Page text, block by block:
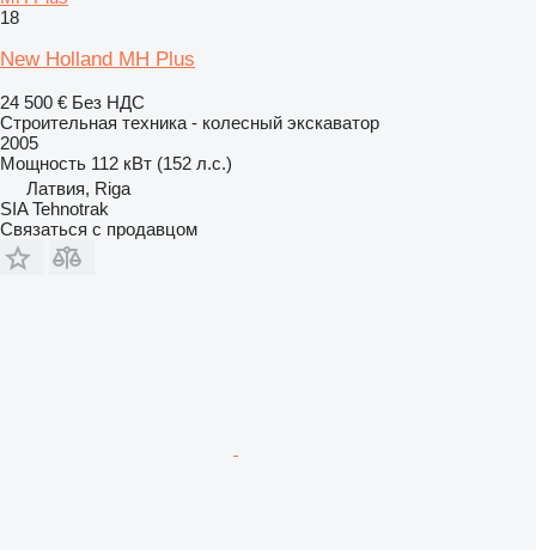
18
New Holland MH Plus
24 500 € Без НДС
Строительная техника - колесный экскаватор
2005
Мощность 112 кВт (152 л.с.)
Латвия, Riga
SIA Tehnotrak
Связаться с продавцом